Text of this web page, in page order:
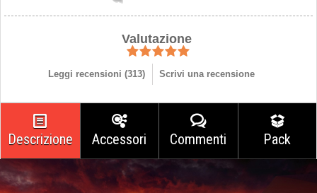
Valutazione
Leggi recensioni (313) Scrivi una recensione
Descrizione Accessori Commenti Pack